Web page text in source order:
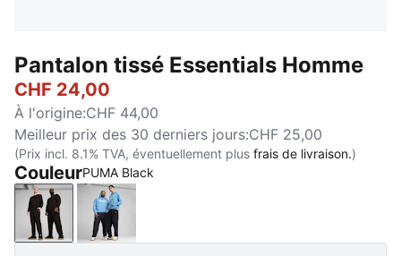
Pantalon tissé Essentials Homme
CHF 24,00
À l'origine:CHF 44,00
Meilleur prix des 30 derniers jours:CHF 25,00
(Prix incl. 8.1% TVA, éventuellement plus frais de livraison.)
CouleurPUMA Black
PUMA BlackNew Navy